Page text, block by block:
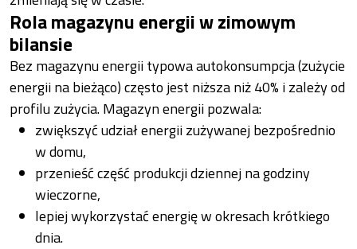
Rola magazynu energii w zimowym
bilansie
Bez magazynu energii typowa autokonsumpcja (zużycie
energii na bieżąco) często jest niższa niż 40% i zależy od
profilu zużycia. Magazyn energii pozwala:
zwiększyć udział energii zużywanej bezpośrednio
w domu,
przenieść część produkcji dziennej na godziny
wieczorne,
lepiej wykorzystać energię w okresach krótkiego
dnia.